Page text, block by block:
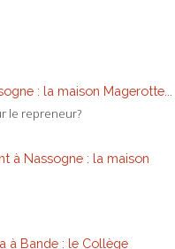
: la maison Magerotte...
le repreneur?
à Nassogne : la maison
à Bande : le Collège